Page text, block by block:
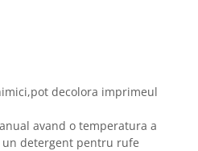
decolora imprimeul
avand o temperatura a
un detergent pentru rufe